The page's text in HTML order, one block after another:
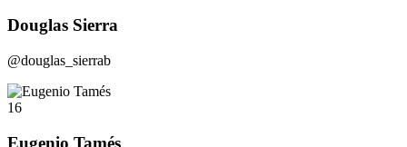
Douglas Sierra
@douglas_sierrab
16
Eugenio Tamés